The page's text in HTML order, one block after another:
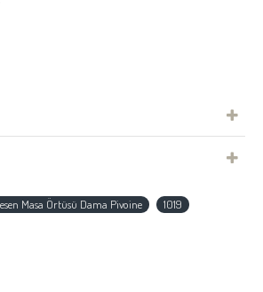
Masa Örtüsü Dama Pivoine
1019